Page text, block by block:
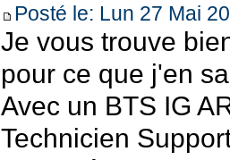
Posté le: Lun 27 Mai
Je vous trouve
pour ce que j'en
Avec un BTS IG
Technicien